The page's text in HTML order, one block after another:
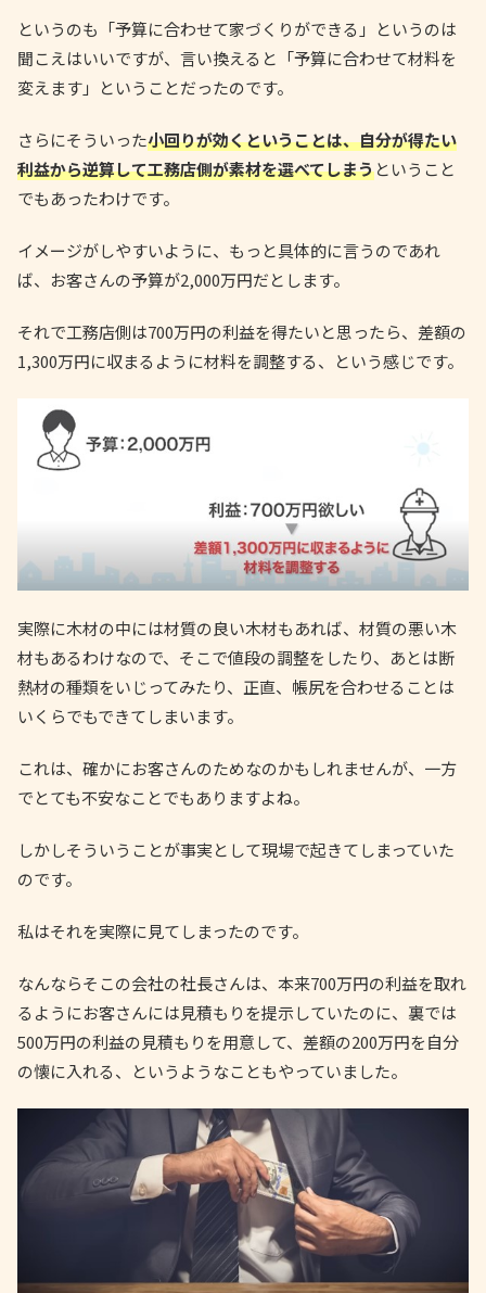
というのも「予算に合わせて家づくりができる」というのは
聞こえはいいですが、言い換えると「予算に合わせて材料を
変えます」ということだったのです。
さらにそういった小回りが効くということは、自分が得たい
利益から逆算して工務店側が素材を選べてしまうということ
でもあったわけです。
イメージがしやすいように、もっと具体的に言うのであれ
ば、お客さんの予算が2,000万円だとします。
それで工務店側は700万円の利益を得たいと思ったら、差額の
1,300万円に収まるように材料を調整する、という感じです。
実際に木材の中には材質の良い木材もあれば、材質の悪い木
材もあるわけなので、そこで値段の調整をしたり、あとは断
熱材の種類をいじってみたり、正直、帳尻を合わせることは
いくらでもできてしまいます。
これは、確かにお客さんのためなのかもしれませんが、一方
でとても不安なことでもありますよね。
しかしそういうことが事実として現場で起きてしまっていた
のです。
私はそれを実際に見てしまったのです。
なんならそこの会社の社長さんは、本来700万円の利益を取れ
るようにお客さんには見積もりを提示していたのに、裏では
500万円の利益の見積もりを用意して、差額の200万円を自分
の懐に入れる、というようなこともやっていました。